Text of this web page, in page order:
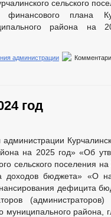
сельского
финансового плана
района
администрации
год
на 2025 год» «Об
сельского поселения
доходов бюджета» «О
дефицита
(администраторов)
муниципального района,